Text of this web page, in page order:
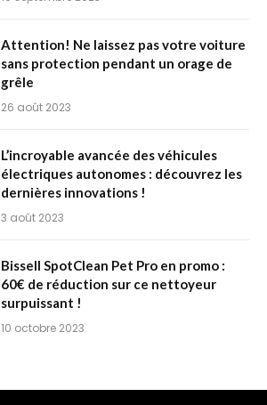
Attention! Ne laissez pas votre voiture
sans protection pendant un orage de
grêle
26 août 2023
L’incroyable avancée des véhicules
électriques autonomes : découvrez les
dernières innovations !
3 août 2023
Bissell SpotClean Pet Pro en promo :
60€ de réduction sur ce nettoyeur
surpuissant !
10 octobre 2023